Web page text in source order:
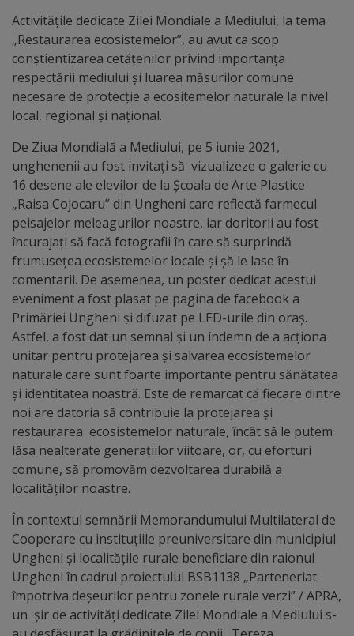
Ungheniul
turistic
Obiective
turistice
Sculpturi
(harta
sculpturilor)
Monumente
arhitecturale
Personalități
marcante
Sportivi
de
performanță
Orașul
în
imagini
Galerie
video
Activitățile dedicate Zilei Mondiale a Mediului, la tema
„Restaurarea ecosistemelor”, au avut ca scop
conștientizarea cetățenilor privind importanța
respectării mediului și luarea măsurilor comune
necesare de protecție a ecositemelor naturale la nivel
local, regional şi național.
De Ziua Mondială a Mediului, pe 5 iunie 2021,
unghenenii au fost invitați să vizualizeze o galerie cu
16 desene ale elevilor de la Școala de Arte Plastice
„Raisa Cojocaru” din Ungheni care reflectă farmecul
peisajelor meleagurilor noastre, iar doritorii au fost
încurajați să facă fotografii în care să surprindă
frumusețea ecosistemelor locale și șă le lase în
comentarii. De asemenea, un poster dedicat acestui
eveniment a fost plasat pe pagina de facebook a
Primăriei Ungheni și difuzat pe LED-urile din oraș.
Astfel, a fost dat un semnal şi un îndemn de a acţiona
unitar pentru protejarea și salvarea ecosistemelor
naturale care sunt foarte importante pentru sănătatea
și identitatea noastră. Este de remarcat că fiecare dintre
noi are datoria să contribuie la protejarea și
restaurarea ecosistemelor naturale, încât să le putem
lăsa nealterate generaţiilor viitoare, or, cu eforturi
comune, să promovăm dezvoltarea durabilă a
localităților noastre.
În contextul semnării Memorandumului Multilateral de
Cooperare cu instituțiile preuniversitare din municipiul
Ungheni și localitățile rurale beneficiare din raionul
Ungheni în cadrul proiectului BSB1138 „Parteneriat
împotriva deșeurilor pentru zonele rurale verzi” / APRA,
un șir de activități dedicate Zilei Mondiale a Mediului s-